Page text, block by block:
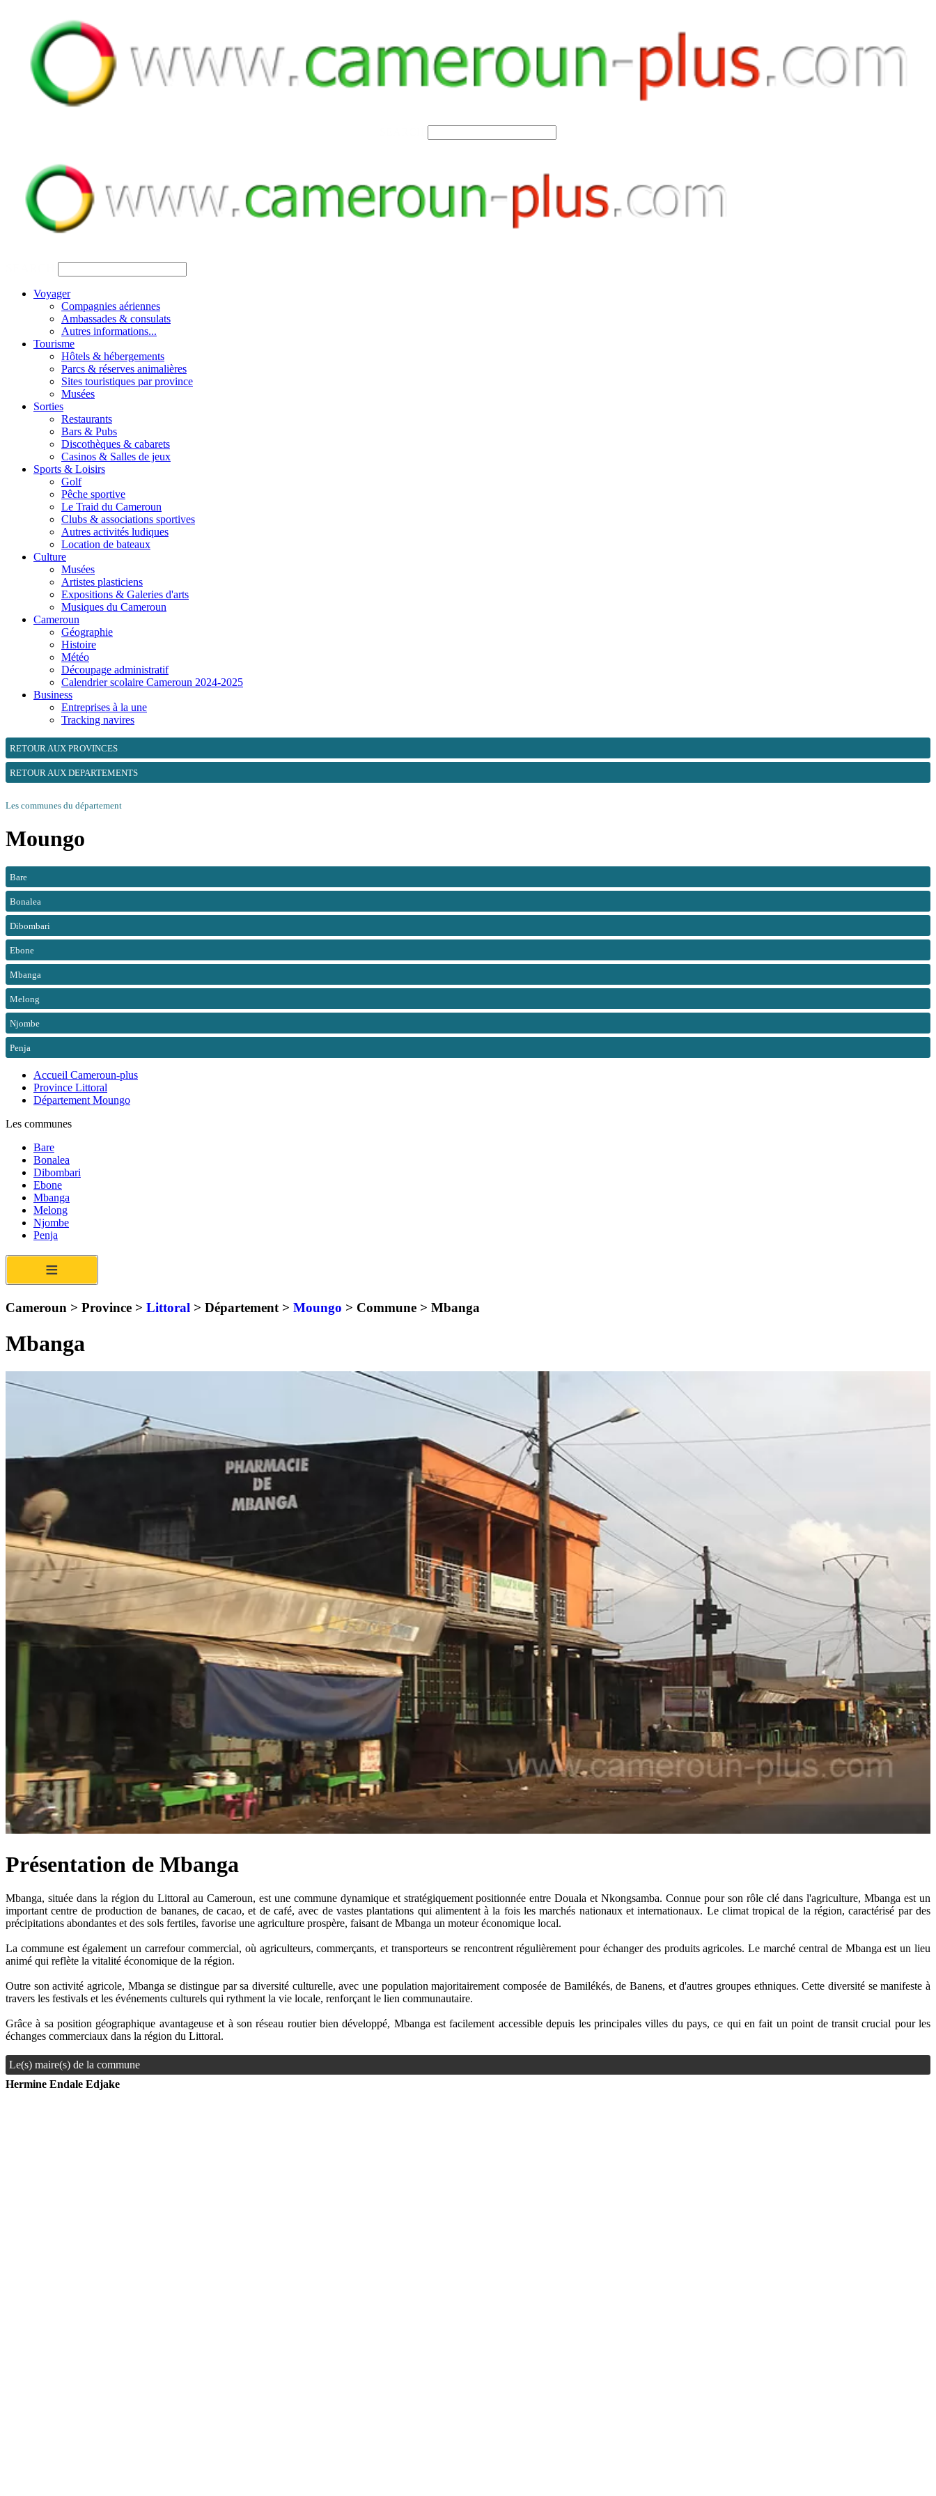
Voyager
Compagnies aériennes
Ambassades & consulats
Autres informations...
Tourisme
Hôtels & hébergements
Parcs & réserves animalières
Sites touristiques par province
Musées
Sorties
Restaurants
Bars & Pubs
Discothèques & cabarets
Casinos & Salles de jeux
Sports & Loisirs
Golf
Pêche sportive
Le Traid du Cameroun
Clubs & associations sportives
Autres activités ludiques
Location de bateaux
Culture
Musées
Artistes plasticiens
Expositions & Galeries d'arts
Musiques du Cameroun
Cameroun
Géographie
Histoire
Météo
Découpage administratif
Calendrier scolaire Cameroun 2024-2025
Business
Entreprises à la une
Tracking navires
RETOUR AUX PROVINCES
RETOUR AUX DEPARTEMENTS
Les communes du département
Moungo
Bare
Bonalea
Dibombari
Ebone
Mbanga
Melong
Njombe
Penja
Accueil Cameroun-plus
Province Littoral
Département Moungo
Les communes
Bare
Bonalea
Dibombari
Ebone
Mbanga
Melong
Njombe
Penja
≡
Cameroun > Province > Littoral > Département > Moungo > Commune > Mbanga
Mbanga
Présentation de Mbanga
Mbanga, située dans la région du Littoral au Cameroun, est une commune dynamique et stratégiquement positionnée entre Douala et Nkongsamba. Connue pour son rôle clé dans l'agriculture, Mbanga est un
important centre de production de bananes, de cacao, et de café, avec de vastes plantations qui alimentent à la fois les marchés nationaux et internationaux. Le climat tropical de la région, caractérisé par des
précipitations abondantes et des sols fertiles, favorise une agriculture prospère, faisant de Mbanga un moteur économique local.
La commune est également un carrefour commercial, où agriculteurs, commerçants, et transporteurs se rencontrent régulièrement pour échanger des produits agricoles. Le marché central de Mbanga est un lieu
animé qui reflète la vitalité économique de la région.
Outre son activité agricole, Mbanga se distingue par sa diversité culturelle, avec une population majoritairement composée de Bamilékés, de Banens, et d'autres groupes ethniques. Cette diversité se manifeste à
travers les festivals et les événements culturels qui rythment la vie locale, renforçant le lien communautaire.
Grâce à sa position géographique avantageuse et à son réseau routier bien développé, Mbanga est facilement accessible depuis les principales villes du pays, ce qui en fait un point de transit crucial pour les
échanges commerciaux dans la région du Littoral.
Le(s) maire(s) de la commune
Hermine Endale Edjake